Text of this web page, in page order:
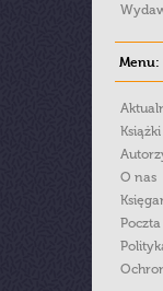
Menu:
Książki
O nas